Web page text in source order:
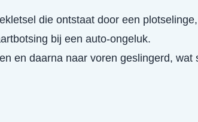
die ontstaat door een
bij een auto-ongeluk.
en daarna naar voren geslingerd, wat